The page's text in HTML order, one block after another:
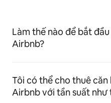
Làm thế nào để bắt
Airbnb?
Tôi có thể cho thuê
Airbnb với tần suất như